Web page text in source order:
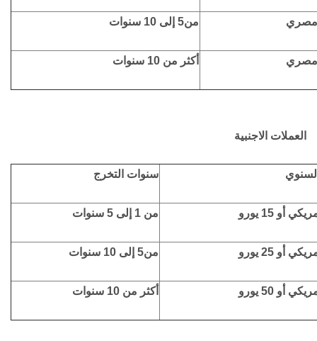
من5 إلى 10 سنوات
أكثر من 10 سنوات
العملات الاجنبية
سنوات التخرج
من 1 إلى 5 سنوات
من5 إلى 10 سنوات
أكثر من 10 سنوات